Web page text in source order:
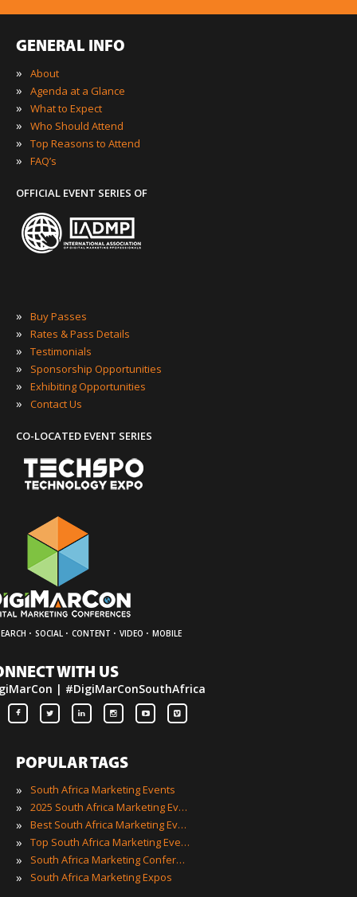
GENERAL INFO
»
About
» Agenda at a Glance
» What to Expect
» Who Should Attend
» Top Reasons to Attend
» FAQ’s
OFFICIAL EVENT SERIES OF
» Buy Passes
» Rates & Pass Details
» Testimonials
» Sponsorship Opportunities
» Exhibiting Opportunities
» Contact Us
CO-LOCATED EVENT SERIES
· SOCIAL · CONTENT · VIDEO · MOBILE
WITH US
| #DigiMarConSouthAfrica
POPULAR TAGS
»
South Africa Marketing Events
» 2025 South Africa Marketing Events
» Best South Africa Marketing Events
» Top South Africa Marketing Events
» South Africa Marketing Conferences
» South Africa Marketing Expos